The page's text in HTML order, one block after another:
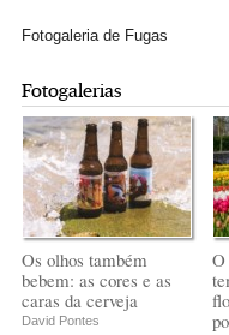
Fotogaleria de Fugas
Fotogalerias
Os olhos também
bebem: as cores e as
caras da cerveja
David Pontes
O